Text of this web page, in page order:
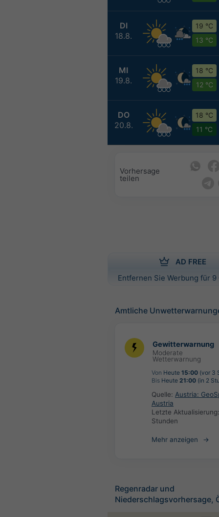
DI
18.8.
19 °C
13 °C
MI
19.8.
18 °C
12 °C
DO
20.8.
18 °C
11 °C
Vorhersage
teilen
AD FREE
Entfernen Sie Werbung für
Amtliche
Gewitterwarnung
Moderate
Wetterwarnung
Von Heute 15:00 (vor 3
Bis Heute 21:00 (in 2
Quelle: Austria:
Austria
Letzte
Stunden
Mehr anzeigen
Regenradar und
Niederschlagsvorhersage,